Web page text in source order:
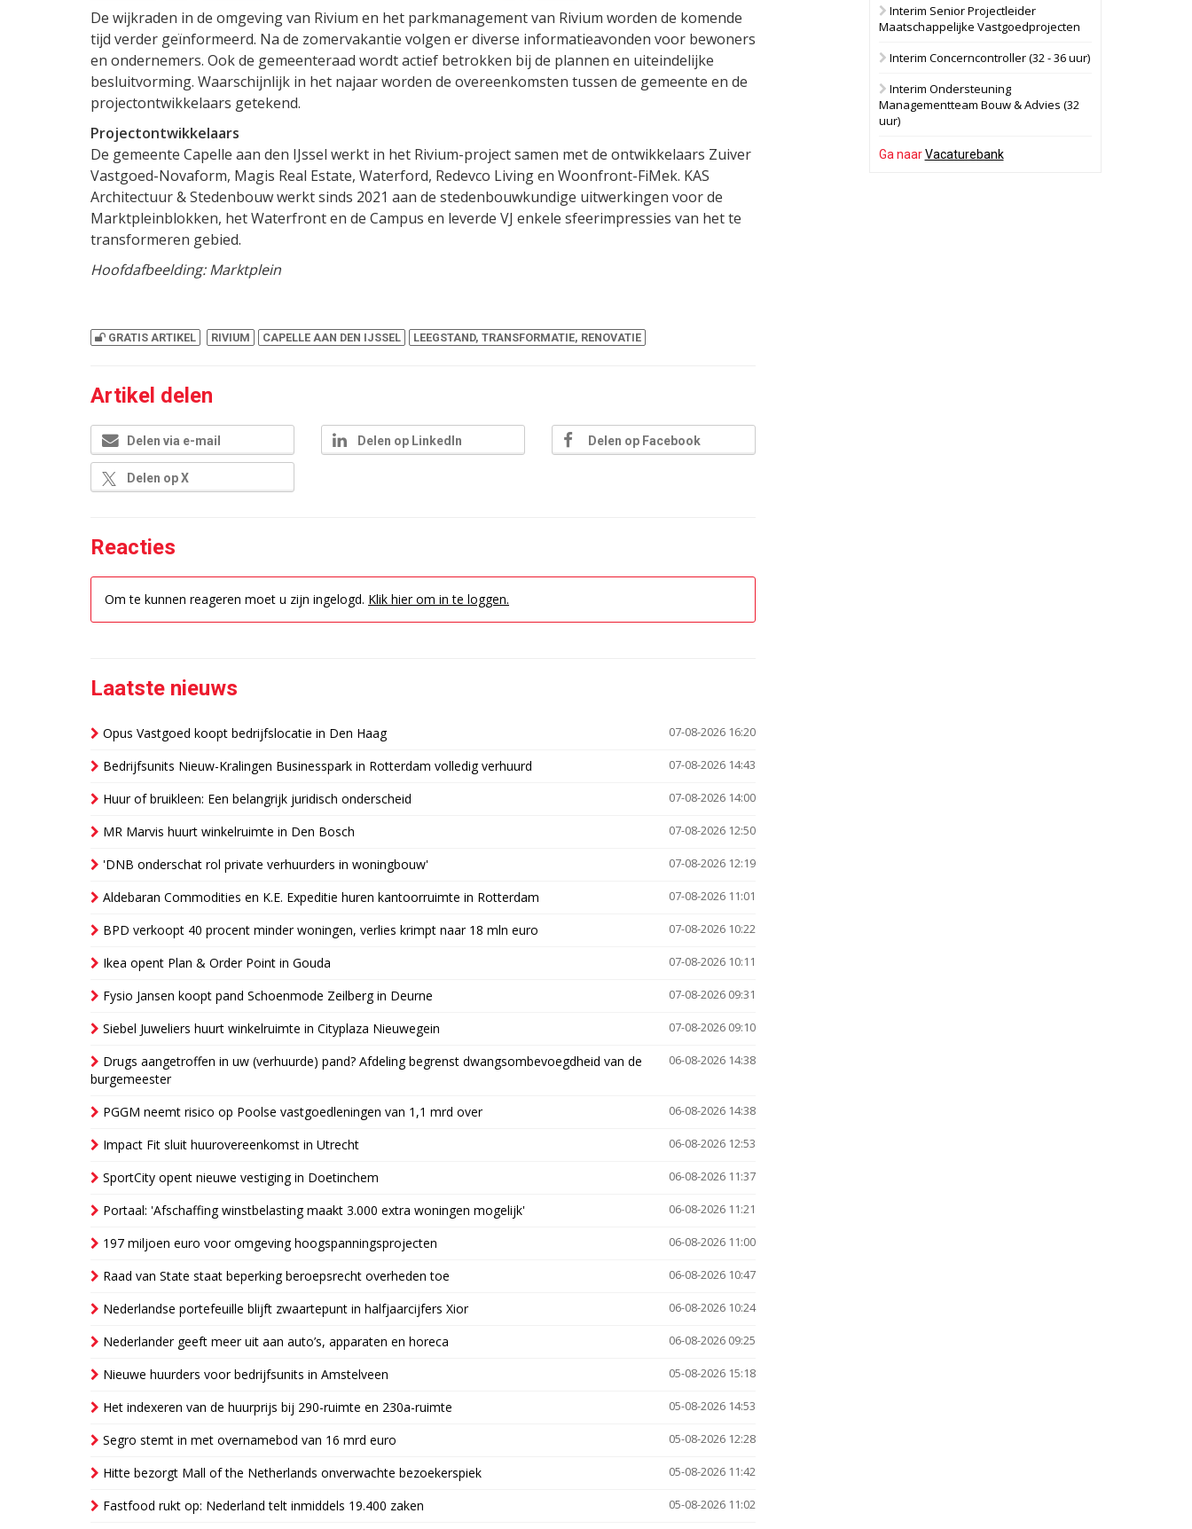
De wijkraden in de omgeving van Rivium en het parkmanagement van Rivium worden de komende
tijd verder geïnformeerd. Na de zomervakantie volgen er diverse informatieavonden voor bewoners
en ondernemers. Ook de gemeenteraad wordt actief betrokken bij de plannen en uiteindelijke
besluitvorming. Waarschijnlijk in het najaar worden de overeenkomsten tussen de gemeente en de
projectontwikkelaars getekend.
Projectontwikkelaars
De gemeente Capelle aan den IJssel werkt in het Rivium-project samen met de ontwikkelaars Zuiver
Vastgoed-Novaform, Magis Real Estate, Waterford, Redevco Living en Woonfront-FiMek. KAS
Architectuur & Stedenbouw werkt sinds 2021 aan de stedenbouwkundige uitwerkingen voor de
Marktpleinblokken, het Waterfront en de Campus en leverde VJ enkele sfeerimpressies van het te
transformeren gebied.
Hoofdafbeelding: Marktplein
GRATIS ARTIKEL RIVIUM CAPELLE AAN DEN IJSSEL LEEGSTAND, TRANSFORMATIE, RENOVATIE
Artikel delen
Delen via e-mail Delen op LinkedIn Delen op Facebook
Delen op X
Reacties
Om te kunnen reageren moet u zijn ingelogd. Klik hier om in te loggen.
Laatste nieuws
07-08-2026 16:20
Opus Vastgoed koopt bedrijfslocatie in Den Haag
07-08-2026 14:43
Bedrijfsunits Nieuw-Kralingen Businesspark in Rotterdam volledig verhuurd
07-08-2026 14:00
Huur of bruikleen: Een belangrijk juridisch onderscheid
07-08-2026 12:50
MR Marvis huurt winkelruimte in Den Bosch
07-08-2026 12:19
'DNB onderschat rol private verhuurders in woningbouw'
07-08-2026 11:01
Aldebaran Commodities en K.E. Expeditie huren kantoorruimte in Rotterdam
07-08-2026 10:22
BPD verkoopt 40 procent minder woningen, verlies krimpt naar 18 mln euro
07-08-2026 10:11
Ikea opent Plan & Order Point in Gouda
07-08-2026 09:31
Fysio Jansen koopt pand Schoenmode Zeilberg in Deurne
07-08-2026 09:10
Siebel Juweliers huurt winkelruimte in Cityplaza Nieuwegein
06-08-2026 14:38
Drugs aangetroffen in uw (verhuurde) pand? Afdeling begrenst dwangsombevoegdheid van de
burgemeester
06-08-2026 14:38
PGGM neemt risico op Poolse vastgoedleningen van 1,1 mrd over
06-08-2026 12:53
Impact Fit sluit huurovereenkomst in Utrecht
06-08-2026 11:37
SportCity opent nieuwe vestiging in Doetinchem
06-08-2026 11:21
Portaal: 'Afschaffing winstbelasting maakt 3.000 extra woningen mogelijk'
06-08-2026 11:00
197 miljoen euro voor omgeving hoogspanningsprojecten
06-08-2026 10:47
Raad van State staat beperking beroepsrecht overheden toe
06-08-2026 10:24
Nederlandse portefeuille blijft zwaartepunt in halfjaarcijfers Xior
06-08-2026 09:25
Nederlander geeft meer uit aan auto’s, apparaten en horeca
05-08-2026 15:18
Nieuwe huurders voor bedrijfsunits in Amstelveen
05-08-2026 14:53
Het indexeren van de huurprijs bij 290-ruimte en 230a-ruimte
05-08-2026 12:28
Segro stemt in met overnamebod van 16 mrd euro
05-08-2026 11:42
Hitte bezorgt Mall of the Netherlands onverwachte bezoekerspiek
05-08-2026 11:02
Fastfood rukt op: Nederland telt inmiddels 19.400 zaken
bedrijventerrein
17 september 2026
Voormalig
Interim Senior Projectleider
Maatschappelijke Vastgoedprojecten
Interim Concerncontroller (32 - 36 uur)
Interim Ondersteuning
Managementteam Bouw & Advies (32
uur)
Ga naarVacaturebank